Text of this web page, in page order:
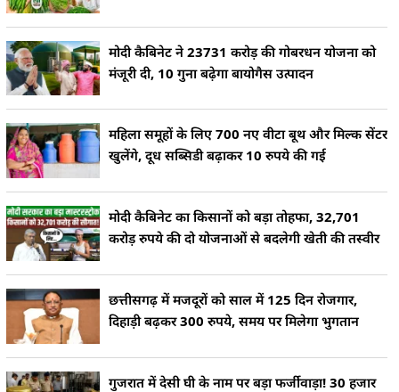
मोदी कैबिनेट ने 23731 करोड़ की गोबरधन योजना को
मंजूरी दी, 10 गुना बढ़ेगा बायोगैस उत्पादन
महिला समूहों के लिए 700 नए वीटा बूथ और मिल्क सेंटर
खुलेंगे, दूध सब्सिडी बढ़ाकर 10 रुपये की गई
मोदी कैबिनेट का किसानों को बड़ा तोहफा, 32,701
करोड़ रुपये की दो योजनाओं से बदलेगी खेती की तस्वीर
छत्तीसगढ़ में मजदूरों को साल में 125 दिन रोजगार,
दिहाड़ी बढ़कर 300 रुपये, समय पर मिलेगा भुगतान
गुजरात में देसी घी के नाम पर बड़ा फर्जीवाड़ा! 30 हजार